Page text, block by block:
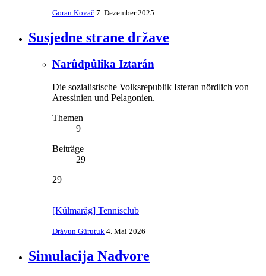
Goran Kovač 7. Dezember 2025
Susjedne strane države
Narûdpûlika Iztarán
Die sozialistische Volksrepublik Isteran nördlich von
Aressinien und Pelagonien.
Themen
9
Beiträge
29
29
[Kûlmarâg] Tennisclub
Drávun Gûrutuk 4. Mai 2026
Simulacija Nadvore